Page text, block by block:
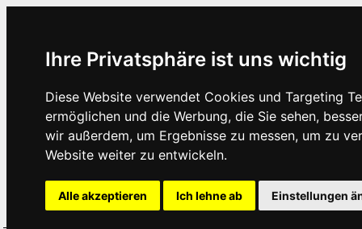
Ihre Privatsphäre ist uns wichtig
Diese Website verwendet Cookies und Targeting
ermöglichen und die Werbung, die Sie sehen,
wir außerdem, um Ergebnisse zu messen, um zu
Website weiter zu entwickeln.
Alle akzeptieren Ich lehne ab Einstellungen